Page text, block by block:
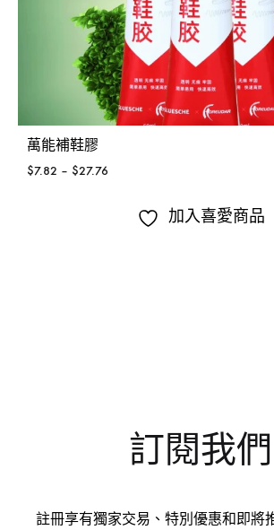
萬能補鞋膠
$7.82 – $27.76
加入喜愛商品
訂閱我們
註冊享有獨家交易、特別優惠和即將